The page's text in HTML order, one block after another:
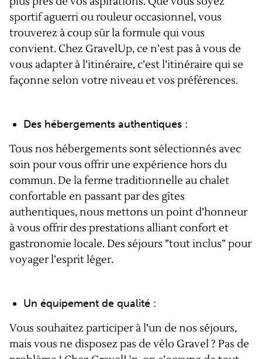
sportif aguerri ou rouleur occasionnel, vous
trouverez à coup sûr la formule qui vous
convient. Chez GravelUp, ce n’est pas à vous de
vous adapter à l’itinéraire, c’est l’itinéraire qui se
façonne selon votre niveau et vos préférences.
Des hébergements authentiques :
Tous nos hébergements sont sélectionnés avec
soin pour vous offrir une expérience hors du
commun. De la ferme traditionnelle au chalet
confortable en passant par des gîtes
authentiques, nous mettons un point d’honneur
à vous offrir des prestations alliant confort et
gastronomie locale. Des séjours ”tout inclus” pour
voyager l’esprit léger.
Un équipement de qualité :
Vous souhaitez participer à l’un de nos séjours,
mais vous ne disposez pas de vélo Gravel ? Pas de